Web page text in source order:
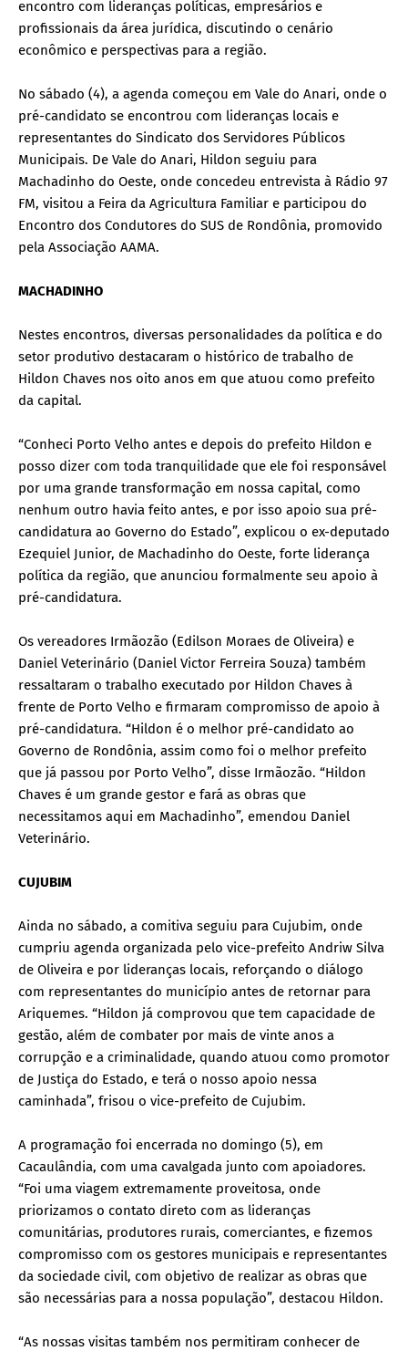
encontro com lideranças políticas, empresários e
profissionais da área jurídica, discutindo o cenário
econômico e perspectivas para a região.
No sábado (4), a agenda começou em Vale do Anari, onde o
pré-candidato se encontrou com lideranças locais e
representantes do Sindicato dos Servidores Públicos
Municipais. De Vale do Anari, Hildon seguiu para
Machadinho do Oeste, onde concedeu entrevista à Rádio 97
FM, visitou a Feira da Agricultura Familiar e participou do
Encontro dos Condutores do SUS de Rondônia, promovido
pela Associação AAMA.
MACHADINHO
Nestes encontros, diversas personalidades da política e do
setor produtivo destacaram o histórico de trabalho de
Hildon Chaves nos oito anos em que atuou como prefeito
da capital.
“Conheci Porto Velho antes e depois do prefeito Hildon e
posso dizer com toda tranquilidade que ele foi responsável
por uma grande transformação em nossa capital, como
nenhum outro havia feito antes, e por isso apoio sua pré-
candidatura ao Governo do Estado”, explicou o ex-deputado
Ezequiel Junior, de Machadinho do Oeste, forte liderança
política da região, que anunciou formalmente seu apoio à
pré-candidatura.
Os vereadores Irmãozão (Edilson Moraes de Oliveira) e
Daniel Veterinário (Daniel Victor Ferreira Souza) também
ressaltaram o trabalho executado por Hildon Chaves à
frente de Porto Velho e firmaram compromisso de apoio à
pré-candidatura. “Hildon é o melhor pré-candidato ao
Governo de Rondônia, assim como foi o melhor prefeito
que já passou por Porto Velho”, disse Irmãozão. “Hildon
Chaves é um grande gestor e fará as obras que
necessitamos aqui em Machadinho”, emendou Daniel
Veterinário.
CUJUBIM
Ainda no sábado, a comitiva seguiu para Cujubim, onde
cumpriu agenda organizada pelo vice-prefeito Andriw Silva
de Oliveira e por lideranças locais, reforçando o diálogo
com representantes do município antes de retornar para
Ariquemes. “Hildon já comprovou que tem capacidade de
gestão, além de combater por mais de vinte anos a
corrupção e a criminalidade, quando atuou como promotor
de Justiça do Estado, e terá o nosso apoio nessa
caminhada”, frisou o vice-prefeito de Cujubim.
A programação foi encerrada no domingo (5), em
Cacaulândia, com uma cavalgada junto com apoiadores.
“Foi uma viagem extremamente proveitosa, onde
priorizamos o contato direto com as lideranças
comunitárias, produtores rurais, comerciantes, e fizemos
compromisso com os gestores municipais e representantes
da sociedade civil, com objetivo de realizar as obras que
são necessárias para a nossa população”, destacou Hildon.
“As nossas visitas também nos permitiram conhecer de